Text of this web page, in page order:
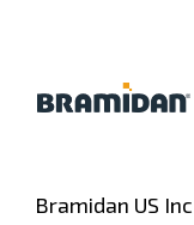
Bramidan US Inc